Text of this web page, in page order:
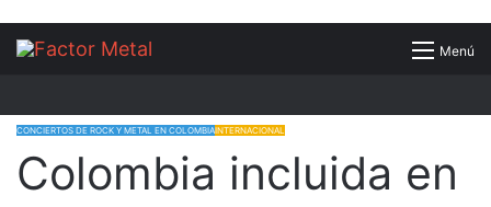
Menú
Buscar
CONCIERTOS DE ROCK Y METAL EN COLOMBIAINTERNACIONAL
Colombia incluida en